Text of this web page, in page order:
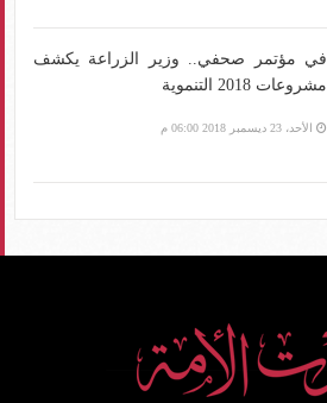
في مؤتمر صحفي.. وزير الزراعة يكشف
مشروعات 2018 التنموية
الأحد، 23 ديسمبر 2018 06:00 م